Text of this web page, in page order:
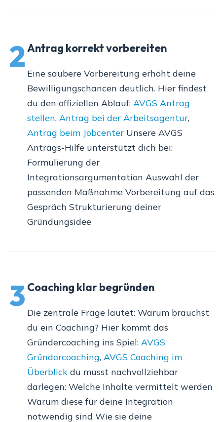
2Antrag korrekt vorbereiten
Eine saubere Vorbereitung erhöht deine
Bewilligungschancen deutlich. Hier findest
du den offiziellen Ablauf: AVGS Antrag
stellen, Antrag bei der Arbeitsagentur,
Antrag beim Jobcenter Unsere AVGS
Antrags-Hilfe unterstützt dich bei:
Formulierung der
Integrationsargumentation Auswahl der
passenden Maßnahme Vorbereitung auf das
Gespräch Strukturierung deiner
Gründungsidee
3 Coaching klar begründen
Die zentrale Frage lautet: Warum brauchst
du ein Coaching? Hier kommt das
Gründercoaching ins Spiel: AVGS
Gründercoaching, AVGS Coaching im
Überblick du musst nachvollziehbar
darlegen: Welche Inhalte vermittelt werden
Warum diese für deine Integration
notwendig sind Wie sie deine